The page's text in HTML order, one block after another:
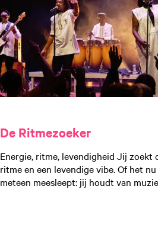
De Ritmezoeker
Energie, ritme, levendigheid Jij zoekt
ritme en een levendige vibe. Of het
meteen meesleept: jij houdt van